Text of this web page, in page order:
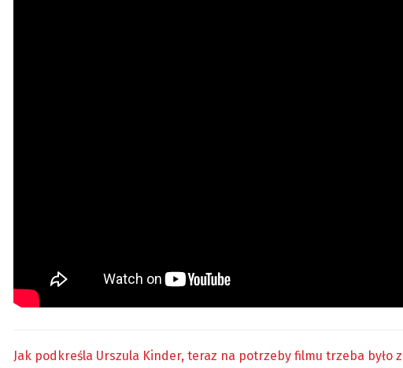
Jak podkreśla Urszula Kinder, teraz na potrzeby filmu trzeba